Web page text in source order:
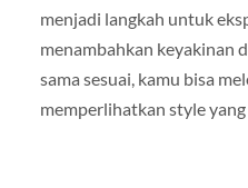
menjadi langkah untuk
menambahkan keyakinan
sama sesuai, kamu bisa
memperlihatkan style